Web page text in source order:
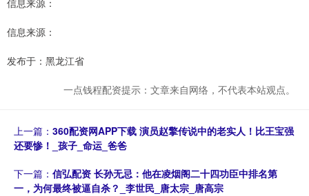
信息来源：
信息来源：
发布于：黑龙江省
一点钱程配资提示：文章来自网络，不代表本站观点。
上一篇： 360配资网APP下载 演员赵擎传说中的老实人！比王宝强
还要惨！_孩子_命运_爸爸
下一篇： 信弘配资 长孙无忌：他在凌烟阁二十四功臣中排名第
一，为何最终被逼自杀？_李世民_唐太宗_唐高宗